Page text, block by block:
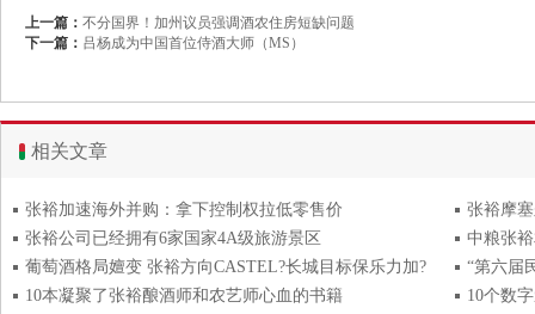
上一篇： 不分国界！加州议员强调酒农住房短缺问题
下一篇： 吕杨成为中国首位侍酒大师（MS）
相关文章
张裕加速海外并购：拿下控制权拉低零售价
张裕摩
张裕公司已经拥有6家国家4A级旅游景区
中粮张
葡萄酒格局嬗变 张裕方向CASTEL?长城目标保乐力加?
“第六届
10本凝聚了张裕酿酒师和农艺师心血的书籍
10个数